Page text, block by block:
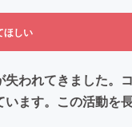
ほしい
われてきました。
ます。この活動を